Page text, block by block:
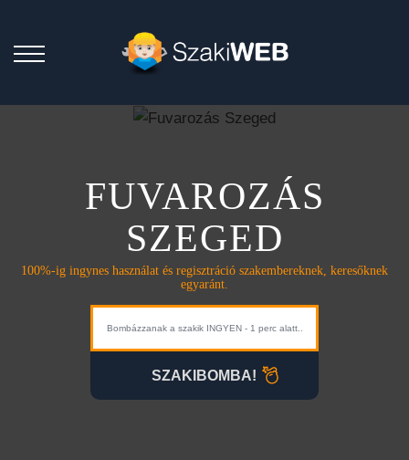
FUVAROZÁS
SZEGED
100%-ig ingynes használat és regisztráció szakembereknek, keresőknek
egyaránt.
SZAKIBOMBA!